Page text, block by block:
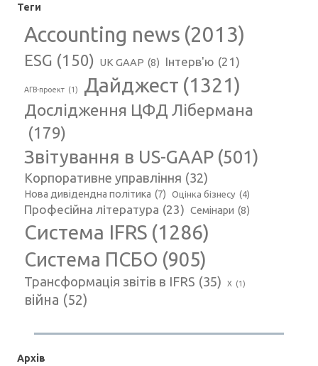
Теги
Accounting news (2013)
ESG (150) UK GAAP (8) Інтерв'ю (21)
АГВ-проект (1) Дайджест (1321)
Дослідження ЦФД Лібермана
(179)
Звітування в US-GAAP (501)
Корпоративне управління (32)
Нова дивідендна політика (7) Оцінка бізнесу (4)
Професійна література (23) Семінари (8)
Система IFRS (1286)
Система ПСБО (905)
Трансформація звітів в IFRS (35) Х (1)
війна (52)
Архів